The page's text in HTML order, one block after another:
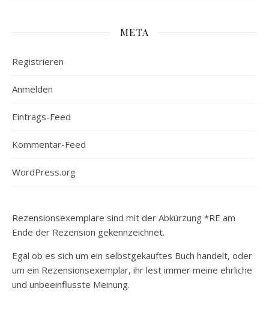
META
Registrieren
Anmelden
Eintrags-Feed
Kommentar-Feed
WordPress.org
Rezensionsexemplare sind mit der Abkürzung *RE am
Ende der Rezension gekennzeichnet.
Egal ob es sich um ein selbstgekauftes Buch handelt, oder
um ein Rezensionsexemplar, ihr lest immer meine ehrliche
und unbeeinflusste Meinung.